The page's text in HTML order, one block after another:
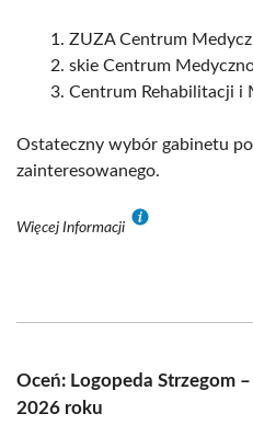
ZUZA Centrum
skie Centrum
Centrum Rehabilitacji i
Ostateczny wybór gabinetu
zainteresowanego.
Więcej Informacji
Oceń: Logopeda Strzegom
2026 roku